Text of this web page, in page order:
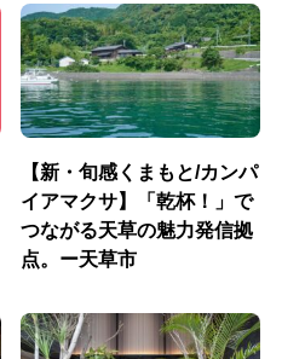
【新・旬感くまもと/カンパ
イアマクサ】「乾杯！」で
つながる天草の魅力発信拠
点。ー天草市